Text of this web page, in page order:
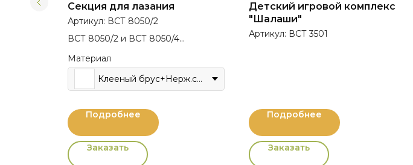
Секция для лазания
Артикул: ВСТ 8050/2
ВСТ 8050/2 и ВСТ 8050/4
Материал
Клееный брус+Нерж.сталь
Подробнее
Заказать
Детский игровой комплекс
"Шалаши"
Артикул: ВСТ 3501
Подробнее
Заказать